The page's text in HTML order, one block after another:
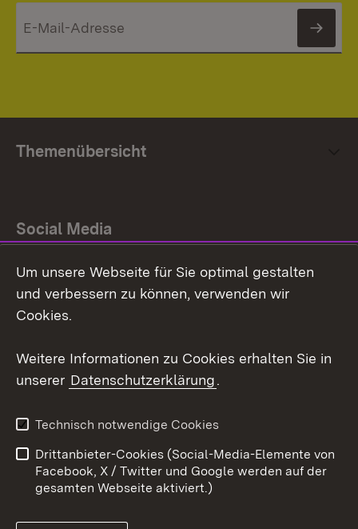
Themenübersicht
Social Media
Facebook
Barrierefreiheit
Kontakt
Cookies
Um unsere Webseite für Sie optimal gestalten
und verbessern zu können, verwenden wir
Cookies.
Weitere Informationen zu Cookies erhalten Sie in
unserer Datenschutzerklärung.
Technisch notwendige Cookies
Drittanbieter-Cookies (Social-Media-Elemente von
Facebook, X / Twitter und Google werden auf der
gesamten Webseite aktiviert.)